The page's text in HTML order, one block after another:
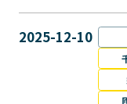
2025-12-10